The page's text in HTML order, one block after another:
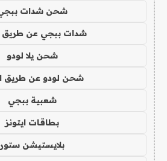
شحن شدات
شدات ببجي عن طريق
شحن يلا لودو
شحن لودو عن طريق
شعبية ببجي
بطاقات ايتونز
بلايستيشن ستور